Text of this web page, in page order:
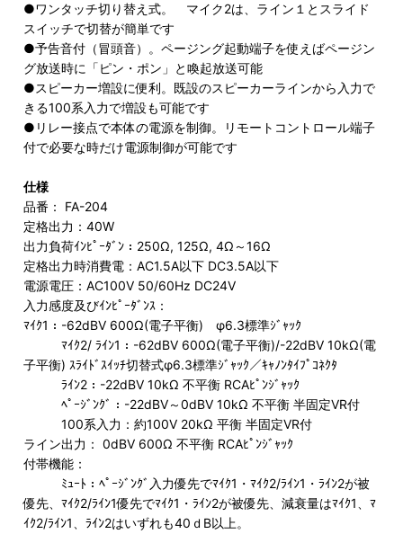
●ワンタッチ切り替え式。 マイク2は、ライン１とスライド
スイッチで切替が簡単です
●予告音付（冒頭音）。ページング起動端子を使えばページン
グ放送時に「ピン・ポン」と喚起放送可能
●スピーカー増設に便利。既設のスピーカーラインから入力で
きる100系入力で増設も可能です
●リレー接点で本体の電源を制御。リモートコントロール端子
付で必要な時だけ電源制御が可能です
仕様
品番： FA-204
定格出力：40W
出力負荷ｲﾝﾋﾟｰﾀﾞﾝ：250Ω, 125Ω, 4Ω～16Ω
定格出力時消費電：AC1.5A以下 DC3.5A以下
電源電圧：AC100V 50/60Hz DC24V
入力感度及びｲﾝﾋﾟｰﾀﾞﾝｽ：
ﾏｲｸ1：-62dBV 600Ω(電子平衡) φ6.3標準ｼﾞｬｯｸ
ﾏｲｸ2/ ﾗｲﾝ1：-62dBV 600Ω(電子平衡)/-22dBV 10kΩ(電
子平衡) ｽﾗｲﾄﾞｽｲｯﾁ切替式φ6.3標準ｼﾞｬｯｸ／ｷｬﾉﾝﾀｲﾌﾟｺﾈｸﾀ
ﾗｲﾝ2：-22dBV 10kΩ 不平衡 RCAﾋﾟﾝｼﾞｬｯｸ
ﾍﾟｰｼﾞﾝｸﾞ：-22dBV～0dBV 10kΩ 不平衡 半固定VR付
100系入力：約100V 20kΩ 平衡 半固定VR付
ライン出力： 0dBV 600Ω 不平衡 RCAﾋﾟﾝｼﾞｬｯｸ
付帯機能：
ﾐｭｰﾄ：ﾍﾟｰｼﾞﾝｸﾞ入力優先でﾏｲｸ1・ﾏｲｸ2/ﾗｲﾝ1・ﾗｲﾝ2が被
優先、ﾏｲｸ2/ﾗｲﾝ1優先でﾏｲｸ1・ﾗｲﾝ2が被優先、減衰量はﾏｲｸ1、ﾏ
ｲｸ2/ﾗｲﾝ1、ﾗｲﾝ2はいずれも40ｄB以上。